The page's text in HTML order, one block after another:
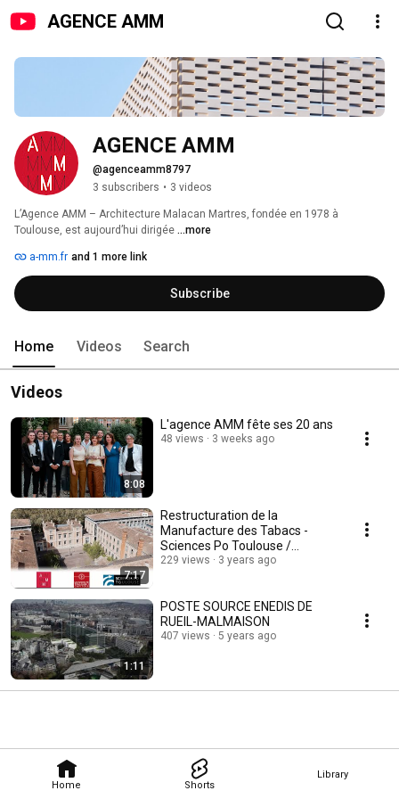
AGENCE AMM
Home Shorts
Library
AGENCE AMM
@agenceamm8797
3 subscribers • 3 videos
L’Agence AMM – Architecture Malacan Martres, fondée en 1978 à
Toulouse, est aujourd’hui dirigée ...more
a-mm.fr and 1 more link
Subscribe
Home Videos Search
Videos
8:08
L'agence AMM fête ses 20 ans
48 views 3 weeks ago
7:17
Restructuration de la
Manufacture des Tabacs -
Sciences Po Toulouse /
Université Toulouse 1 Capitole
229 views 3 years ago
1:11
POSTE SOURCE ENEDIS DE
RUEIL-MALMAISON
407 views 5 years ago